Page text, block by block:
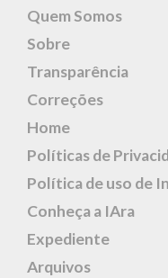
Quem Somos
Sobre
Transparência
Correções
Home
Políticas de
Política de uso de
Conheça a IAra
Expediente
Arquivos